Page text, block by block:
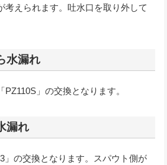
考えられます。吐水口を取り外して
水漏れ
」の交換となります。
漏れ
」の交換となります。スパウト側が